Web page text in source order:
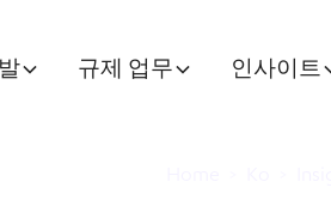
규제 업무 인사이트